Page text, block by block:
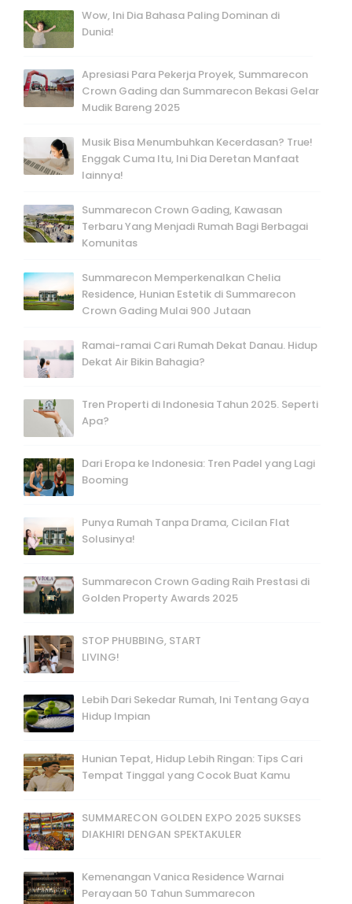
Wow, Ini Dia Bahasa Paling Dominan di
Dunia!
Apresiasi Para Pekerja Proyek, Summarecon
Crown Gading dan Summarecon Bekasi Gelar
Mudik Bareng 2025
Musik Bisa Menumbuhkan Kecerdasan? True!
Enggak Cuma Itu, Ini Dia Deretan Manfaat
lainnya!
Summarecon Crown Gading, Kawasan
Terbaru Yang Menjadi Rumah Bagi Berbagai
Komunitas
Summarecon Memperkenalkan Chelia
Residence, Hunian Estetik di Summarecon
Crown Gading Mulai 900 Jutaan
Ramai-ramai Cari Rumah Dekat Danau. Hidup
Dekat Air Bikin Bahagia?
Tren Properti di Indonesia Tahun 2025. Seperti
Apa?
Dari Eropa ke Indonesia: Tren Padel yang Lagi
Booming
Punya Rumah Tanpa Drama, Cicilan Flat
Solusinya!
Summarecon Crown Gading Raih Prestasi di
Golden Property Awards 2025
STOP PHUBBING, START
LIVING!
Lebih Dari Sekedar Rumah, Ini Tentang Gaya
Hidup Impian
Hunian Tepat, Hidup Lebih Ringan: Tips Cari
Tempat Tinggal yang Cocok Buat Kamu
SUMMARECON GOLDEN EXPO 2025 SUKSES
DIAKHIRI DENGAN SPEKTAKULER
Kemenangan Vanica Residence Warnai
Perayaan 50 Tahun Summarecon